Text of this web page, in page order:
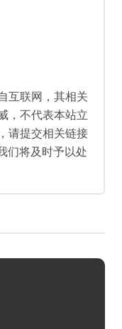
互联网，其相关
，不代表本站立
请提交相关链接
们将及时予以处